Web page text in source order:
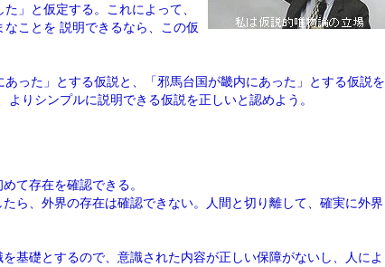
」と仮定する。これによって、
ことを 説明できるなら、この仮
った」とする仮説と、「邪馬台国が畿内にあった」とする仮説を
よりシンプルに説明できる仮説を正しいと認めよう。
て存在を確認できる。
ら、外界の存在は確認できない。人間と切り離して、確実に外界
基礎とするので、意識された内容が正しい保障がないし、人によ